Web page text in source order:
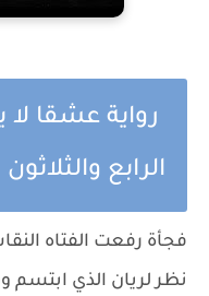
رواية عشقا
الرابع والثلاثون
فجأة رفعت الفتاه
نظر لريان الذي ابتسم